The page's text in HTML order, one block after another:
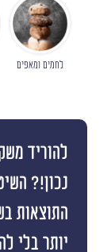
לחמים ומאפים
להוריד
נכון!?
התוצאות
יותר בלי